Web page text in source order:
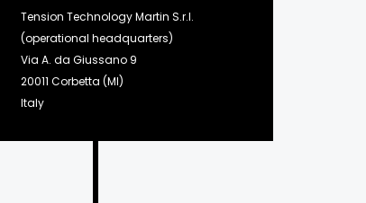
Tension Technology Martin S.r.l.
(operational headquarters)
Via A. da Giussano 9
20011 Corbetta (MI)
Italy